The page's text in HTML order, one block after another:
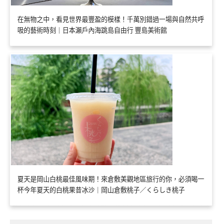
在無物之中，看見世界最豐盈的模樣！千萬別錯過一場與自然共呼
吸的藝術時刻｜日本瀨戶內海跳島自由行 豐島美術館
夏天是岡山白桃最佳風味期！來倉敷美觀地區旅行的你，必須喝一
杯今年夏天的白桃果昔冰沙｜岡山倉敷桃子／くらしき桃子